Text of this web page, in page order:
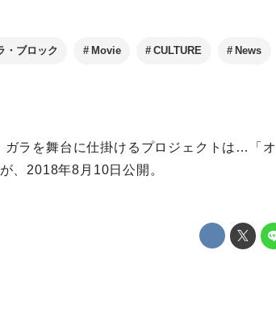
・ブロック Movie CULTURE News
ラを舞台に仕掛けるプロジェクトは…「オ
、2018年8月10日公開。